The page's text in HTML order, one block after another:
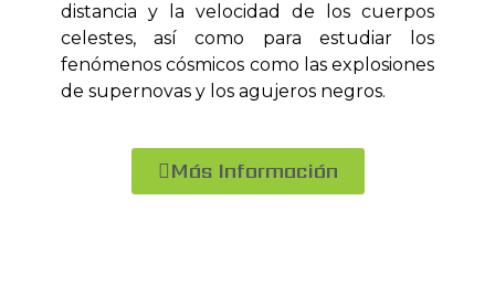
distancia y la velocidad de los cuerpos
celestes, así como para estudiar los
fenómenos cósmicos como las explosiones
de supernovas y los agujeros negros.
Más Información